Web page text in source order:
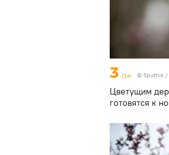
3 /14 © Sputnik /
Цветущим
готовятся к